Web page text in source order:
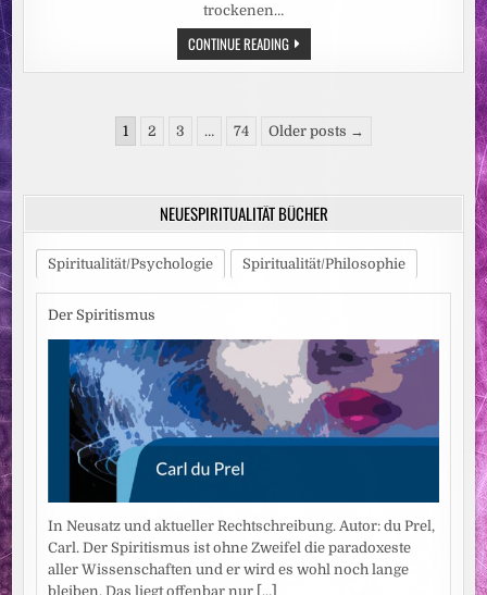
trockenen…
CONTINUE READINGNIEDRIGE
WASSERSTÄNDE:
AUF
Seitennummerierung
Beiträge
1 2 3 … 74 Older posts →
NEUESPIRITUALITÄT BÜCHER
Spiritualität/Psychologie Spiritualität/Philosophie
Der Spiritismus
In Neusatz und aktueller Rechtschreibung. Autor: du Prel,
Carl. Der Spiritismus ist ohne Zweifel die paradoxeste
aller Wissenschaften und er wird es wohl noch lange
bleiben. Das liegt offenbar nur [...]